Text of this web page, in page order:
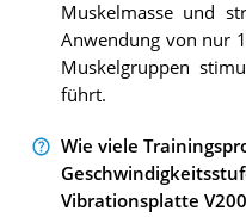
Muskelmasse und
Anwendung von nur
Muskelgruppen
führt.
Wie viele
Vibrationsplatte